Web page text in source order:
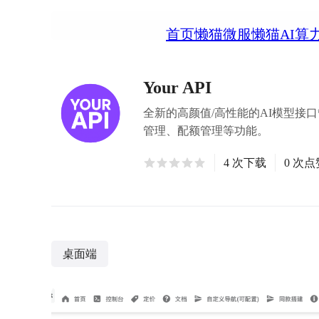
首页懒猫微服懒猫AI算
Your API
全新的高颜值/高性能的AI模型接
管理、配额管理等功能。
4 次下载 0 次点
桌面端